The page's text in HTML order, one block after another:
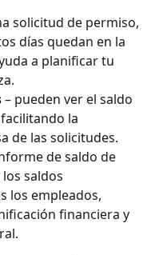
solicitud de permiso,
días quedan en la
a planificar tu
– pueden ver el saldo
la
de las solicitudes.
de saldo de
saldos
los empleados,
financiera y